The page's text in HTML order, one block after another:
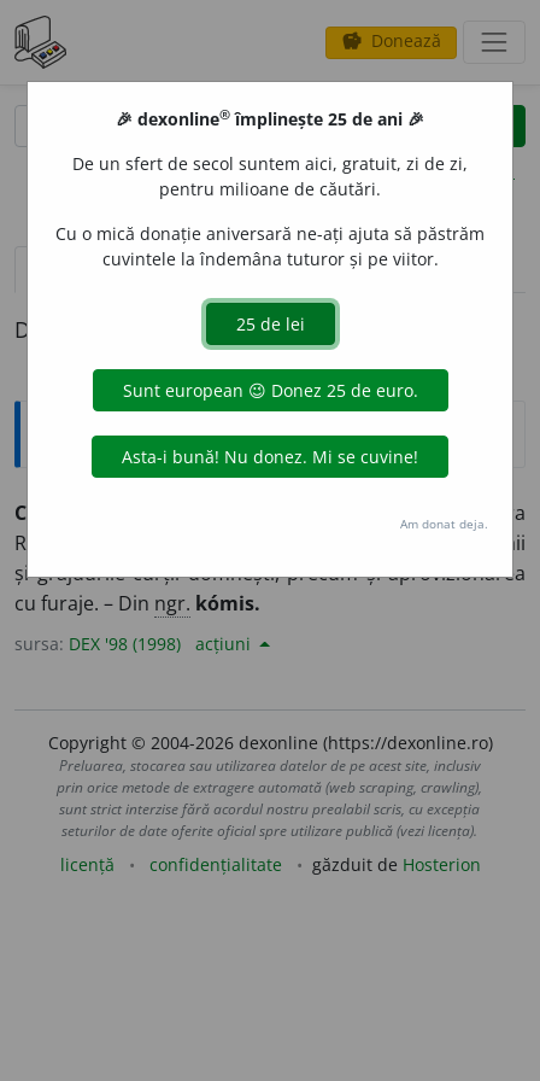
savings Donează
clear
opțiuni
definiții (1) pronunțievolume_up (50)
Definiția cu ID-ul 49984:
Explicative DEX
C
Mare dregător în Moldova și în Țara
Românească, în evul mediu, care avea în sarcina sa caii
și grajdurile curții domnești, precum și aprovizionarea
cu furaje. – Din ngr. kómis.
sursa: DEX '98 (1998) acțiuni
Copyright © 2004-2026 dexonline (https://dexonline.ro)
Preluarea, stocarea sau utilizarea datelor de pe acest site, inclusiv
prin orice metode de extragere automată (web scraping, crawling),
sunt strict interzise fără acordul nostru prealabil scris, cu excepția
seturilor de date oferite oficial spre utilizare publică (vezi licența).
licență confidențialitate găzduit de Hosterion
🎉 dexonline® împlinește 25 de ani 🎉
De un sfert de secol suntem aici, gratuit, zi de zi,
pentru milioane de căutări.
Cu o mică donație aniversară ne-ați ajuta să păstrăm
cuvintele la îndemâna tuturor și pe viitor.
Am donat deja.